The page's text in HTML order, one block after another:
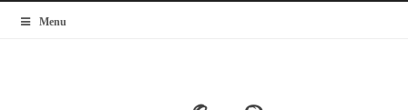
Menu
MyBlogMode